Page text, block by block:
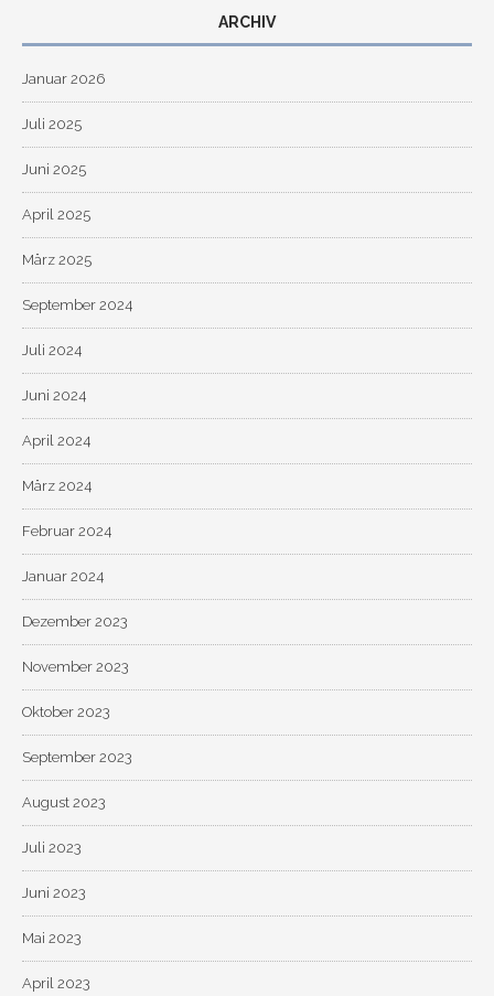
ARCHIV
Januar 2026
Juli 2025
Juni 2025
April 2025
März 2025
September 2024
Juli 2024
Juni 2024
April 2024
März 2024
Februar 2024
Januar 2024
Dezember 2023
November 2023
Oktober 2023
September 2023
August 2023
Juli 2023
Juni 2023
Mai 2023
April 2023